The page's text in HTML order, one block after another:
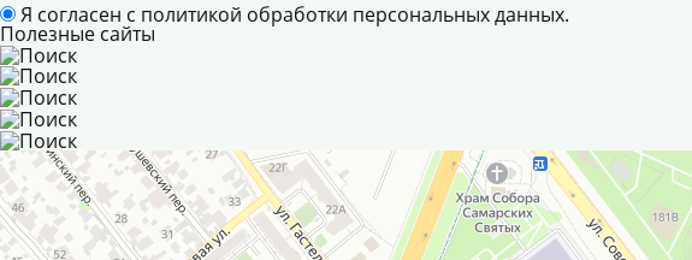
Я согласен с политикой обработки персональных данных.
Полезные сайты